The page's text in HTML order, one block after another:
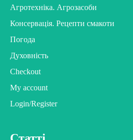
Агротехніка. Агрозасоби
Консервація. Рецепти смакоти
Погода
Духовність
Checkout
My account
Login/Register